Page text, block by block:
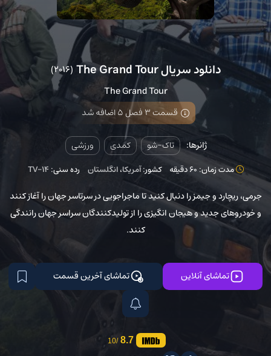
دانلود سریال The Grand Tour (2016)
The Grand Tour
قسمت 3 فصل 5 اضافه شد
ژانرها: تاک-شو کمدی ورزشی
مدت زمان: 60 دقیقه کشور:آمریکا،انگلستان رده سنی: TV-14
جرمی، ریچارد و جیمز را دنبال کنید تا ماجراجویی در سرتاسر جهان را آغاز کنند
و خودروهای جدید و هیجان انگیزی را از تولیدکنندگان سراسر جهان رانندگی
کنند.
تماشای آنلاین تماشای آخرین قسمت
8.7
/10